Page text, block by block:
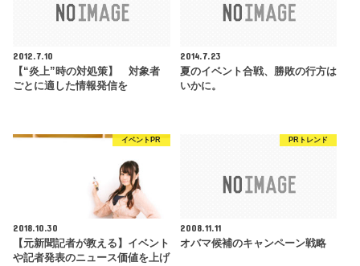
2012.7.10
【“炎上”時の対処策】 対象者
ごとに適した情報発信を
2014.7.23
夏のイベント合戦、勝敗の行方は
いかに。
イベントPR
2018.10.30
【元新聞記者が教える】イベント
や記者発表のニュース価値を上げ
PRトレンド
2008.11.11
オバマ候補のキャンペーン戦略